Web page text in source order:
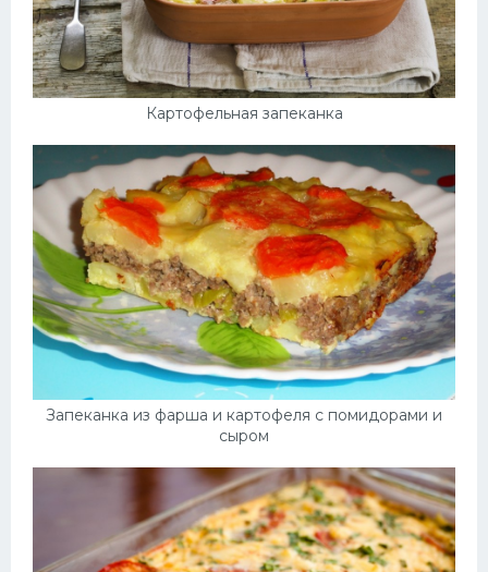
Картофельная запеканка
Запеканка из фарша и картофеля с помидорами и
сыром